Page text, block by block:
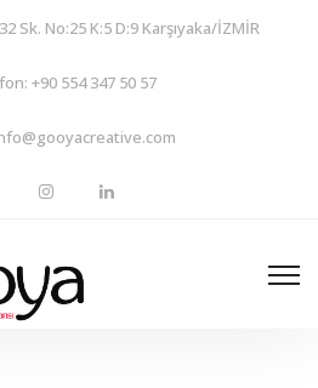
Sk. No:25 K:5 D:9 Karşıyaka/İZMİR
+90 554 347 50 57